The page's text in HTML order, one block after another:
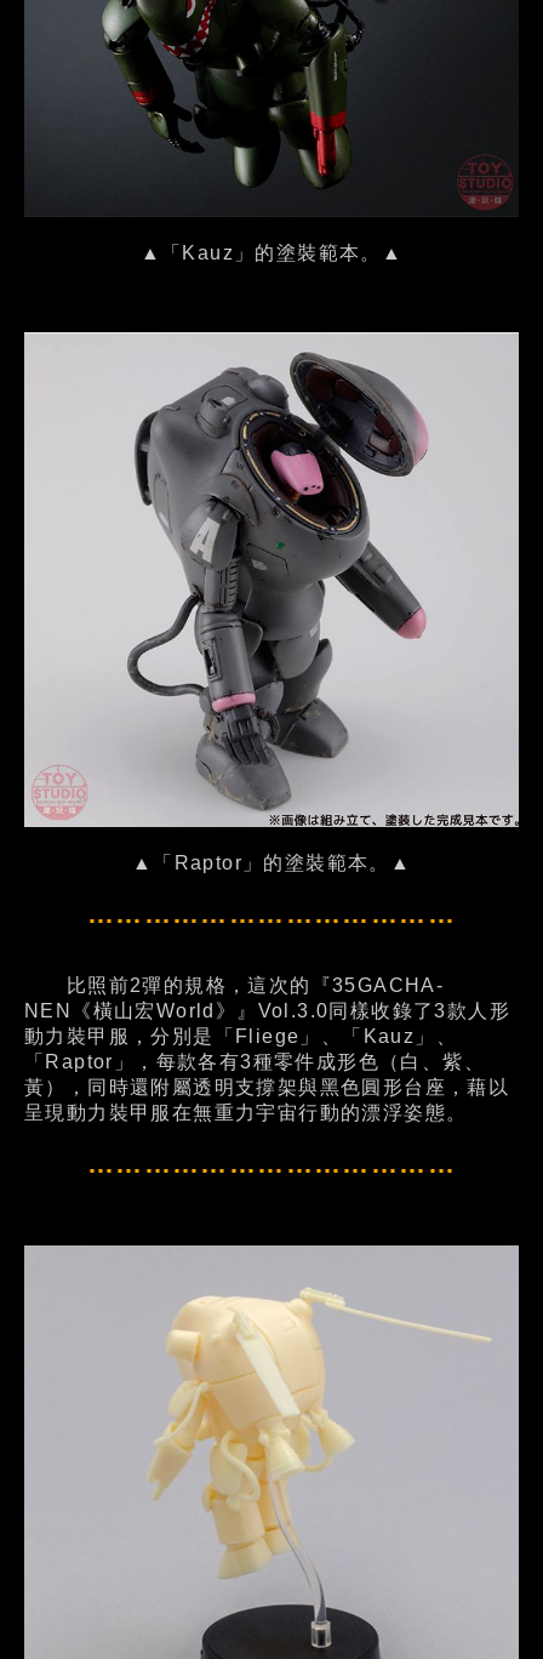
▲「Kauz」的塗裝範本。▲
▲「Raptor」的塗裝範本。▲
…………………………………
比照前2彈的規格，這次的『35GACHA-
NEN《橫山宏World》』Vol.3.0同樣收錄了3款人形
動力裝甲服，分別是「Fliege」、「Kauz」、
「Raptor」，每款各有3種零件成形色（白、紫、
黃），同時還附屬透明支撐架與黑色圓形台座，藉以
呈現動力裝甲服在無重力宇宙行動的漂浮姿態。
…………………………………